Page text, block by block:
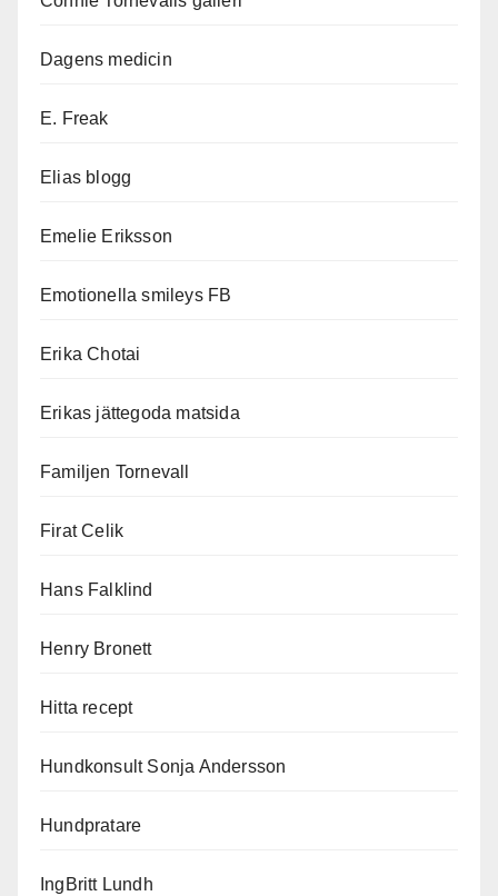
Dagens medicin
E. Freak
Elias blogg
Emelie Eriksson
Emotionella smileys FB
Erika Chotai
Erikas jättegoda matsida
Familjen Tornevall
Firat Celik
Hans Falklind
Henry Bronett
Hitta recept
Hundkonsult Sonja Andersson
Hundpratare
IngBritt Lundh